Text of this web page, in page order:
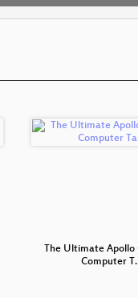
The Ultimate Apollo
Computer